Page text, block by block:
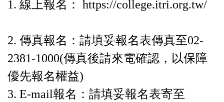
1. 線上報名： https://college.itri.org.tw/
2. 傳真報名：請填妥報名表傳真至02-
2381-1000(傳真後請來電確認，以保障
優先報名權益)
3. E-mail報名：請填妥報名表寄至